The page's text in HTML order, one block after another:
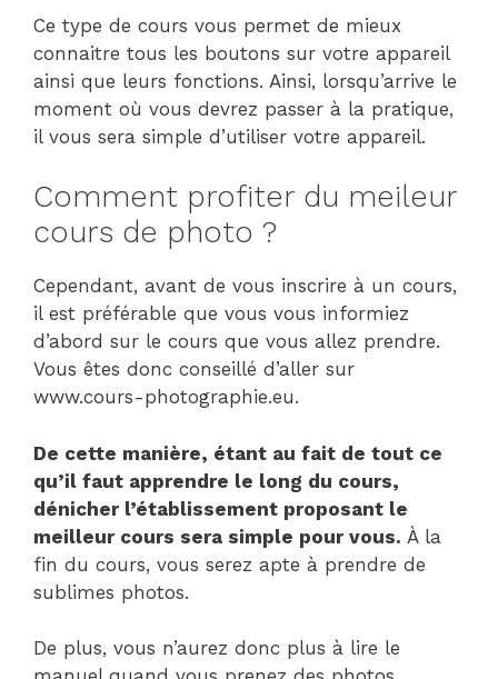
Ce type de cours vous permet de mieux
connaitre tous les boutons sur votre appareil
ainsi que leurs fonctions. Ainsi, lorsqu’arrive le
moment où vous devrez passer à la pratique,
il vous sera simple d’utiliser votre appareil.
Comment profiter du meileur
cours de photo ?
Cependant, avant de vous inscrire à un cours,
il est préférable que vous vous informiez
d’abord sur le cours que vous allez prendre.
Vous êtes donc conseillé d’aller sur
www.cours-photographie.eu.
De cette manière, étant au fait de tout ce
qu’il faut apprendre le long du cours,
dénicher l’établissement proposant le
meilleur cours sera simple pour vous. À la
fin du cours, vous serez apte à prendre de
sublimes photos.
De plus, vous n’aurez donc plus à lire le